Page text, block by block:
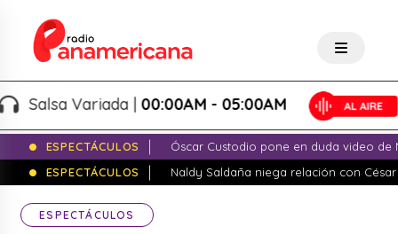
Variada |00:00AM - 05:00AM
ESPECTÁCULOS
Óscar Custodio pone en duda video de
ESPECTÁCULOS
Naldy Saldaña niega relación con
ESPECTÁCULOS